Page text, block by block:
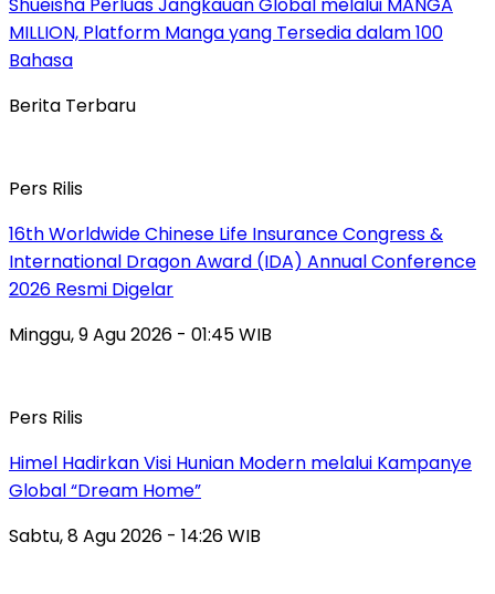
MILLION, Platform Manga yang Tersedia dalam 100
Bahasa
Berita Terbaru
Pers Rilis
16th Worldwide Chinese Life Insurance Congress &
International Dragon Award (IDA) Annual Conference
2026 Resmi Digelar
Minggu, 9 Agu 2026 - 01:45 WIB
Pers Rilis
Himel Hadirkan Visi Hunian Modern melalui Kampanye
Global “Dream Home”
Sabtu, 8 Agu 2026 - 14:26 WIB